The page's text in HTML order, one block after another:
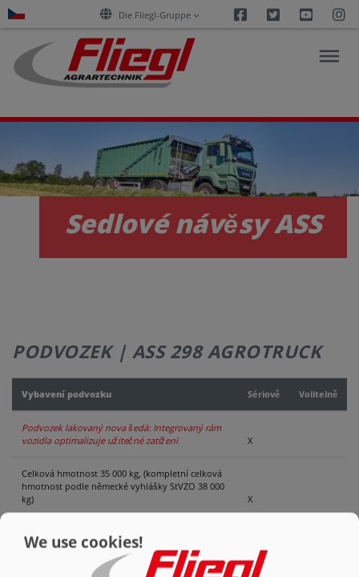
Die Fliegl-Gruppe Facebook
Twitter
PRODUKTY
Sedlové návěsy ASS
PODVOZEK | ASS 298 AGROTRUCK
Vybavení podvozku Sériově Volitelně
Podvozek lakovaný nova šedá: Integrovaný rám
vozidla optimalizuje užitečné zatížení
X
Celková hmotnost 35 000 kg, (kompletní celková
hmotnost podle německé vyhlášky StVZO 38 000
kg)
X
2násobný řídicí blok s rádiovým dálkovým
We use cookies!